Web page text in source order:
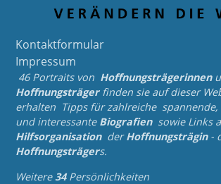
Kontaktformular
Impressum
46 Portraits von Hoffnungsträgerinnen
Hoffnungsträgerfinden sie auf dieser
erhalten Tipps für zahlreiche
und interessanteBiografien sowie Links
Hilfsorganisation derHoffnungsträgin -
Hoffnungsträgers.
Weitere34 Persönlichkeiten